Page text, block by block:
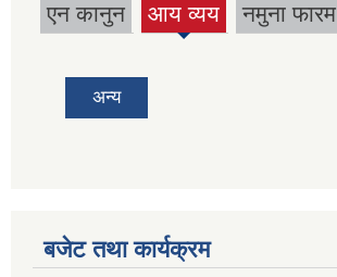
एन कानुन आय व्यय
(active
नमुना फारम
अन्य
बजेट तथा कार्यक्रम